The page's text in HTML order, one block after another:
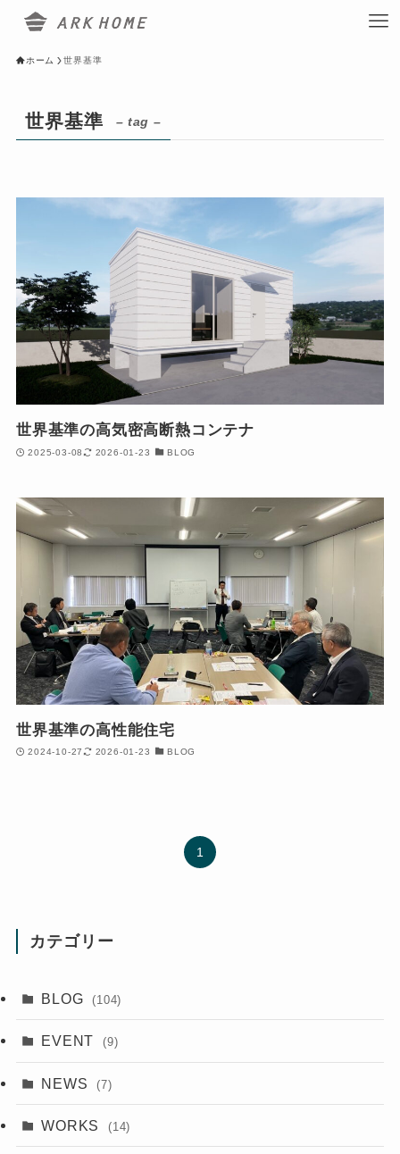
ホーム 世界基準
世界基準 – tag –
世界基準の高気密高断熱コンテナ
2025-03-08 2026-01-23 BLOG
世界基準の高性能住宅
2024-10-27 2026-01-23 BLOG
1
カテゴリー
BLOG (104)
EVENT (9)
NEWS (7)
WORKS (14)